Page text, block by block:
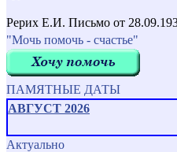
Рерих Е.И. Письмо от
"Мочь помочь - счастье"
ПАМЯТНЫЕ ДАТЫ
АВГУСТ 2026
Актуально